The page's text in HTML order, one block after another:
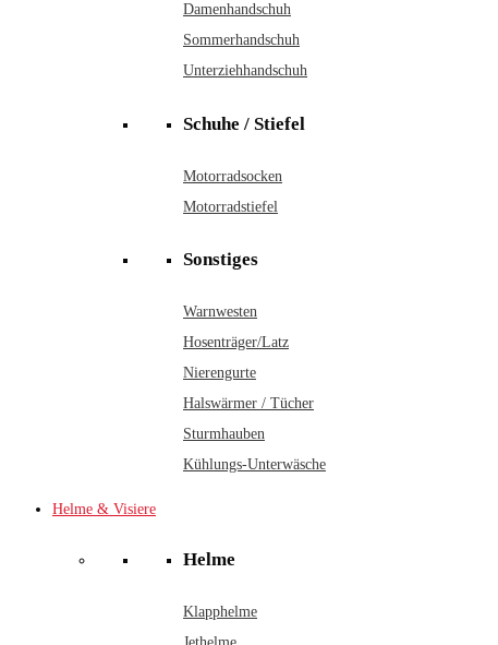
Damenhandschuh
Sommerhandschuh
Unterziehhandschuh
Schuhe / Stiefel
Motorradsocken
Motorradstiefel
Sonstiges
Warnwesten
Hosenträger/Latz
Nierengurte
Halswärmer / Tücher
Sturmhauben
Kühlungs-Unterwäsche
Helme & Visiere
Helme
Klapphelme